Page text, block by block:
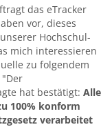
das eTracker
vor, dieses
Hochschul-
mich interessieren
zu folgendem
Der
hat bestätigt: Alle
100% konform
verarbeitet